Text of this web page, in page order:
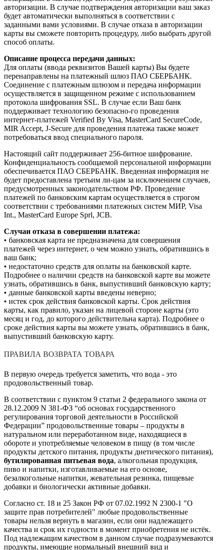
авторизации. В случае подтверждения авторизации ваш заказ
будет автоматически выполняться в соответствии с
заданными вами условиями. В случае отказа в авторизации
карты вы сможете повторить процедуру, либо выбрать другой
способ оплаты.
Описание процесса передачи данных:
Для оплаты (ввода реквизитов Вашей карты) Вы будете
перенаправлены на платежный шлюз ПАО СБЕРБАНК.
Соединение с платежным шлюзом и передача информации
осуществляется в защищенном режиме с использованием
протокола шифрования SSL. В случае если Ваш банк
поддерживает технологию безопасно-го проведения
интернет-платежей Verified By Visa, MasterCard SecureCode,
MIR Accept, J-Secure для проведения платежа также может
потребоваться ввод специального пароля.
Настоящий сайт поддерживает 256-битное шифрование.
Конфиденциальность сообщаемой персональной информации
обеспечивается ПАО СБЕРБАНК. Введенная информация не
будет предоставлена третьим ли-цам за исключением случаев,
предусмотренных законодательством РФ. Проведение
платежей по банковским картам осуществляется в строгом
соответствии с требованиями платежных систем МИР, Visa
Int., MasterCard Europe Sprl, JCB.
Случаи отказа в совершении платежа:
• банковская карта не предназначена для совершения
платежей через интернет, о чем можно узнать, обратившись в
ваш банк;
• недостаточно средств для оплаты на банковской карте.
Подробнее о наличии средств на банковской карте вы можете
узнать, обратившись в банк, выпустивший банковскую карту;
• данные банковской карты введены неверно;
• истек срок действия банковской карты. Срок действия
карты, как правило, указан на лицевой стороне карты (это
месяц и год, до которого действительна карта). Подробнее о
сроке действия карты вы можете узнать, обратившись в банк,
выпустивший банковскую карту.
ПРАВИЛА ВОЗВРАТА ТОВАРА
В первую очередь требуется заметить, что вода - это
продовольственный товар.
В соответствии с пунктом 9 статьи 2 федерального закона от
28.12.2009 N 381-ФЗ “об основах государственного
регулирования торговой деятельности в Российской
Федерации” продовольственные товары – продукты в
натуральном или переработанном виде, находящиеся в
обороте и употребляемые человеком в пищу (в том числе
продукты детского питания, продукты диетического питания),
бутилированная питьевая вода, алкогольная продукция,
пиво и напитки, изготавливаемые на его основе,
безалкогольные напитки, жевательная резинка, пищевые
добавки и биологически активные добавки.
Согласно ст. 18 и 25 Закон РФ от 07.02.1992 N 2300-1 "О
защите прав потребителей" любые продовольственные
товары нельзя вернуть в магазин, если они надлежащего
качества и срок их годности в момент приобретения не истёк.
Под надлежащим качеством в данном случае подразумеваются
продукты, имеющие нормальный внешний вид и